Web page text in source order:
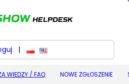
| polskiEnglish (United States)
WIEDZY / FAQ NOWE ZGŁOSZENIE